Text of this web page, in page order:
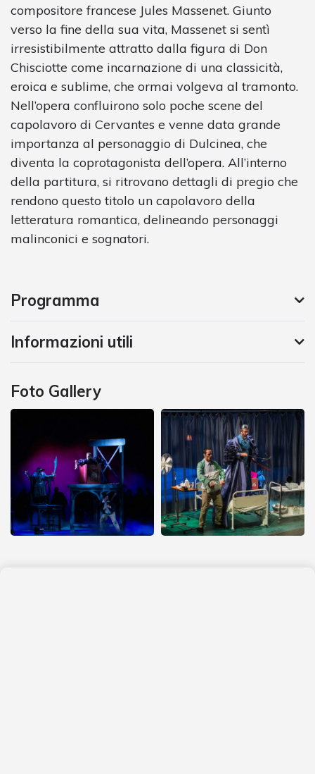
compositore francese Jules Massenet. Giunto
verso la fine della sua vita, Massenet si sentì
irresistibilmente attratto dalla figura di Don
Chisciotte come incarnazione di una classicità,
eroica e sublime, che ormai volgeva al tramonto.
Nell’opera confluirono solo poche scene del
capolavoro di Cervantes e venne data grande
importanza al personaggio di Dulcinea, che
diventa la coprotagonista dell’opera. All’interno
della partitura, si ritrovano dettagli di pregio che
rendono questo titolo un capolavoro della
letteratura romantica, delineando personaggi
malinconici e sognatori.
Programma
Informazioni utili
Foto Gallery